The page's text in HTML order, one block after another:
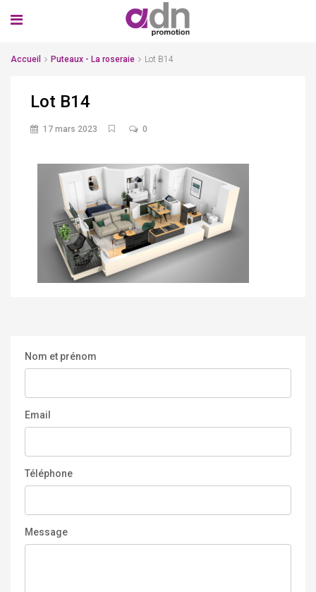
Accueil Puteaux - La roseraie Lot B14
Lot B14
17 mars 2023 0
Nom et prénom
Email
Téléphone
Message